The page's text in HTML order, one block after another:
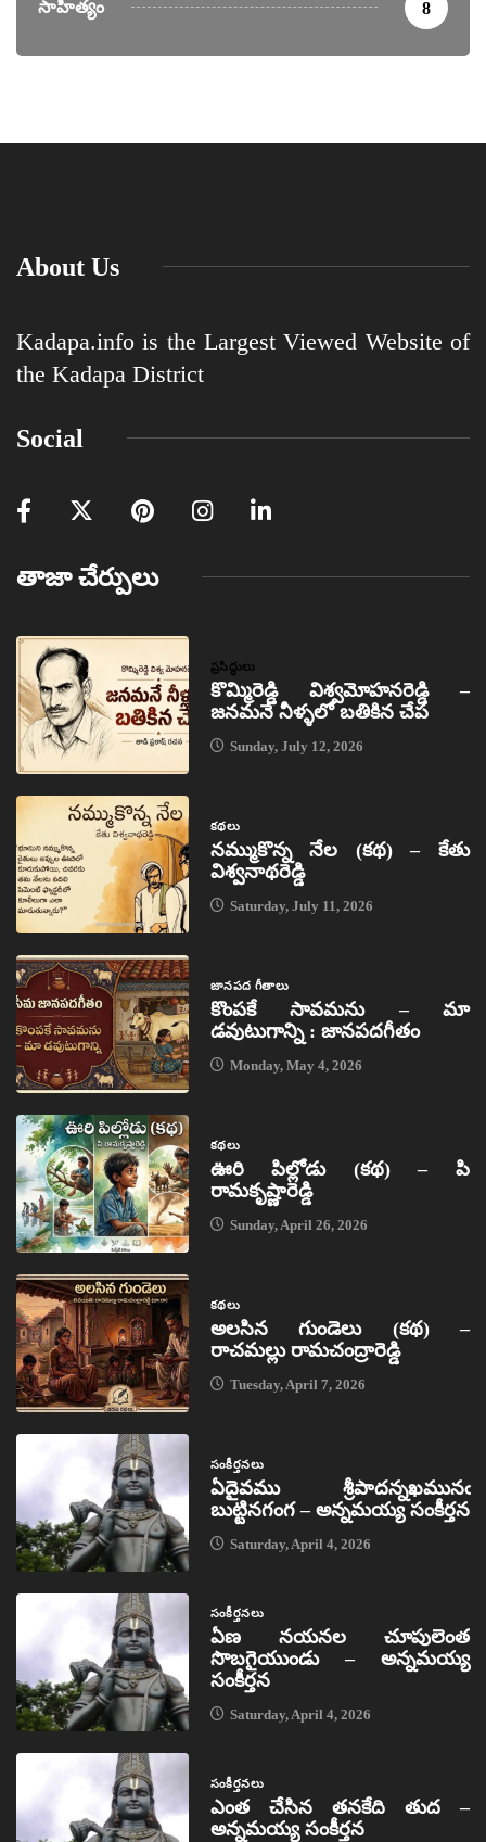
సాహిత్యం 8
About Us
Kadapa.info is the Largest Viewed Website of
the Kadapa District
Social
తాజా చేర్పులు
ప్రసిద్ధులు
కొమ్మిరెడ్డి విశ్వమోహనరెడ్డి –
జనమనే నీళ్ళలో బతికిన చేప
Sunday, July 12, 2026
కథలు
నమ్ముకొన్న నేల (కథ) – కేతు
విశ్వనాథరెడ్డి
Saturday, July 11, 2026
జానపద గీతాలు
కొంపకే సావమను – మా
డవుటుగాన్ని : జానపదగీతం
Monday, May 4, 2026
కథలు
ఊరి పిల్లోడు (కథ) – పి
రామకృష్ణారెడ్డి
Sunday, April 26, 2026
కథలు
అలసిన గుండెలు (కథ) –
రాచమల్లు రామచంద్రారెడ్డి
Tuesday, April 7, 2026
సంకీర్తనలు
ఏదైవము శ్రీపాదన్నఖమునఁ
బుట్టినగంగ – అన్నమయ్య సంకీర్తన
Saturday, April 4, 2026
సంకీర్తనలు
ఏణ నయనల చూపులెంత
సొబగైయుండు – అన్నమయ్య
సంకీర్తన
Saturday, April 4, 2026
సంకీర్తనలు
ఎంత చేసిన తనకేది తుద –
అన్నమయ్య సంకీర్తన